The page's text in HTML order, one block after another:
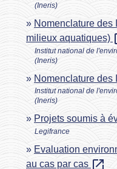
(Ineris)
Nomenclature des
milieux aquatiques)
Institut national de
(Ineris)
Nomenclature des
Institut national de
(Ineris)
Projets soumis à
Legifrance
Evaluation
au cas par cas open_in_new